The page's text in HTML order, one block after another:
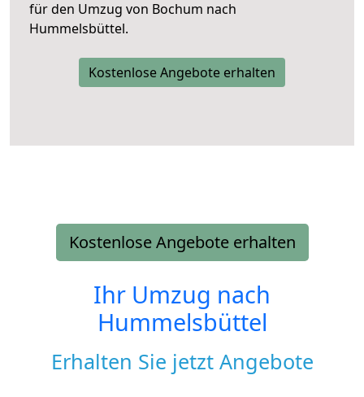
für den Umzug von Bochum nach
Hummelsbüttel.
Kostenlose Angebote erhalten
Kostenlose Angebote erhalten
Ihr Umzug nach
Hummelsbüttel
Erhalten Sie jetzt Angebote